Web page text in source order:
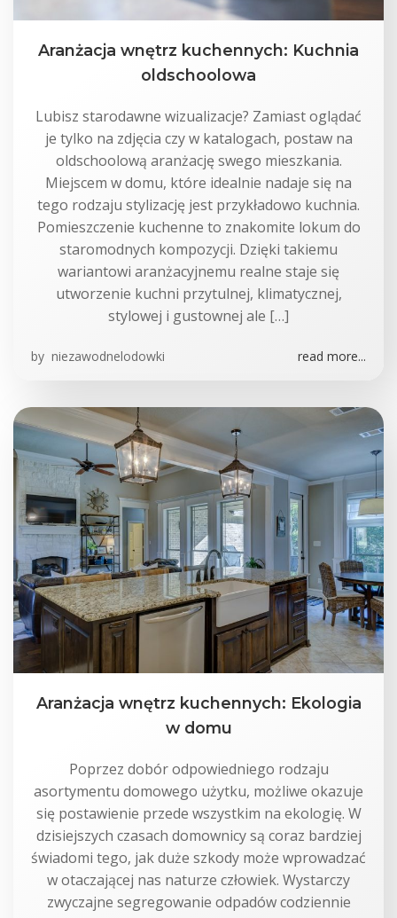
Aranżacja wnętrz kuchennych: Kuchnia
oldschoolowa
Lubisz starodawne wizualizacje? Zamiast oglądać
je tylko na zdjęcia czy w katalogach, postaw na
oldschoolową aranżację swego mieszkania.
Miejscem w domu, które idealnie nadaje się na
tego rodzaju stylizację jest przykładowo kuchnia.
Pomieszczenie kuchenne to znakomite lokum do
staromodnych kompozycji. Dzięki takiemu
wariantowi aranżacyjnemu realne staje się
utworzenie kuchni przytulnej, klimatycznej,
stylowej i gustownej ale […]
by niezawodnelodowki read more...
Aranżacja wnętrz kuchennych: Ekologia
w domu
Poprzez dobór odpowiedniego rodzaju
asortymentu domowego użytku, możliwe okazuje
się postawienie przede wszystkim na ekologię. W
dzisiejszych czasach domownicy są coraz bardziej
świadomi tego, jak duże szkody może wprowadzać
w otaczającej nas naturze człowiek. Wystarczy
zwyczajne segregowanie odpadów codziennie